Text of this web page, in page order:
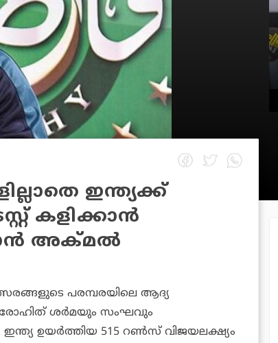
ഇന്ത്യക്ക്
കളിക്കാൻ
അക്മൽ
പരമ്പരയിലെ ആദ്യ
രോഹിത് ശര്‍മയും സംഘവും
ഇന്ത്യ ഉയര്‍ത്തിയ 515 റണ്‍സ് വിജയലക്ഷ്യം